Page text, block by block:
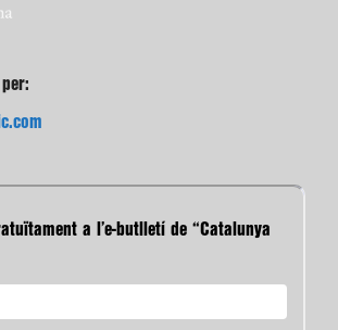
a l’e-butlletí de “Catalunya